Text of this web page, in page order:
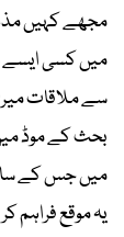
مجھے کہیں
میں کسی ایسے
سے ملاقات
بحث کے موڈ
میں جس کے
یہ موقع فراہم